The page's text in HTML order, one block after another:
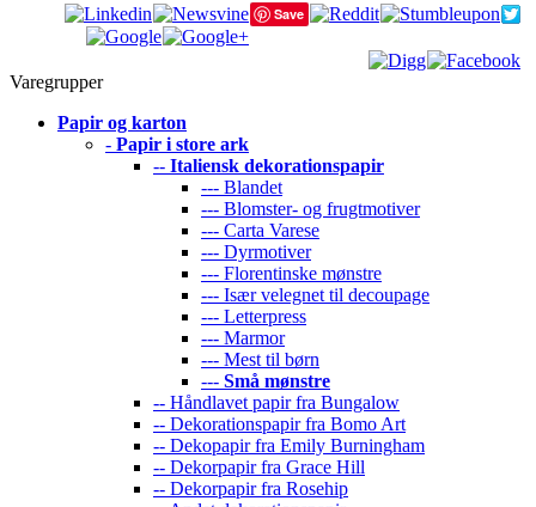
Save
Varegrupper
Papir og karton
- Papir i store ark
-- Italiensk dekorationspapir
--- Blandet
--- Blomster- og frugtmotiver
--- Carta Varese
--- Dyrmotiver
--- Florentinske mønstre
--- Især velegnet til decoupage
--- Letterpress
--- Marmor
--- Mest til børn
--- Små mønstre
-- Håndlavet papir fra Bungalow
-- Dekorationspapir fra Bomo Art
-- Dekopapir fra Emily Burningham
-- Dekorpapir fra Grace Hill
-- Dekorpapir fra Rosehip